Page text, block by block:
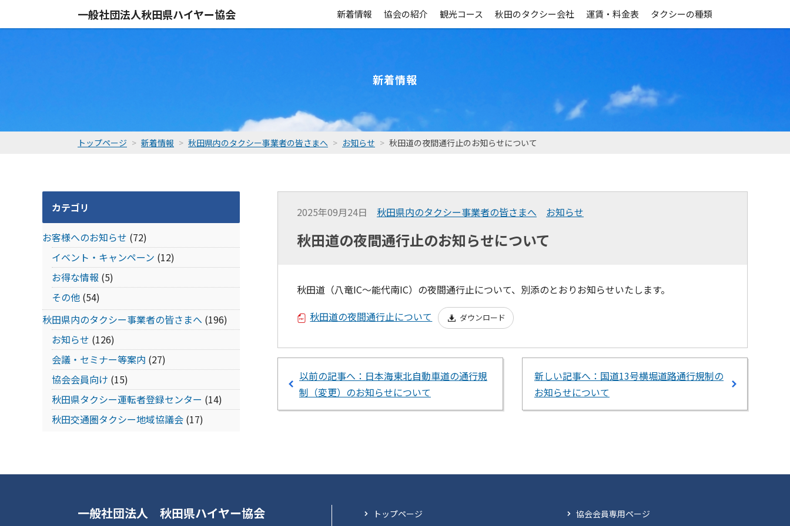
一般社団法人秋田県ハイヤー協会 新着情報 協会の紹介 観光コース 秋田のタクシー会社 運賃・料金表 タクシーの種類
新着情報
トップページ 新着情報 秋田県内のタクシー事業者の皆さまへ お知らせ 秋田道の夜間通行止のお知らせについて
2025年09月24日 秋田県内のタクシー事業者の皆さまへ お知らせ
秋田道の夜間通行止のお知らせについて
秋田道（八竜IC～能代南IC）の夜間通行止について、別添のとおりお知らせいたします。
秋田道の夜間通行止について
ダウンロード
以前の記事へ：日本海東北自動車道の通行規
制（変更）のお知らせについて
新しい記事へ：国道13号横堀道路通行規制の
お知らせについて
カテゴリ
お客様へのお知らせ (72)
イベント・キャンペーン (12)
お得な情報 (5)
その他 (54)
秋田県内のタクシー事業者の皆さまへ (196)
お知らせ (126)
会議・セミナー等案内 (27)
協会会員向け (15)
秋田県タクシー運転者登録センター (14)
秋田交通圏タクシー地域協議会 (17)
一般社団法人 秋田県ハイヤー協会
トップページ
協会会員専用ページ